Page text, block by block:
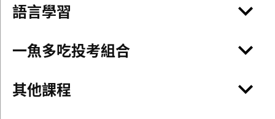
語言學習
一魚多吃投考組合
其他課程